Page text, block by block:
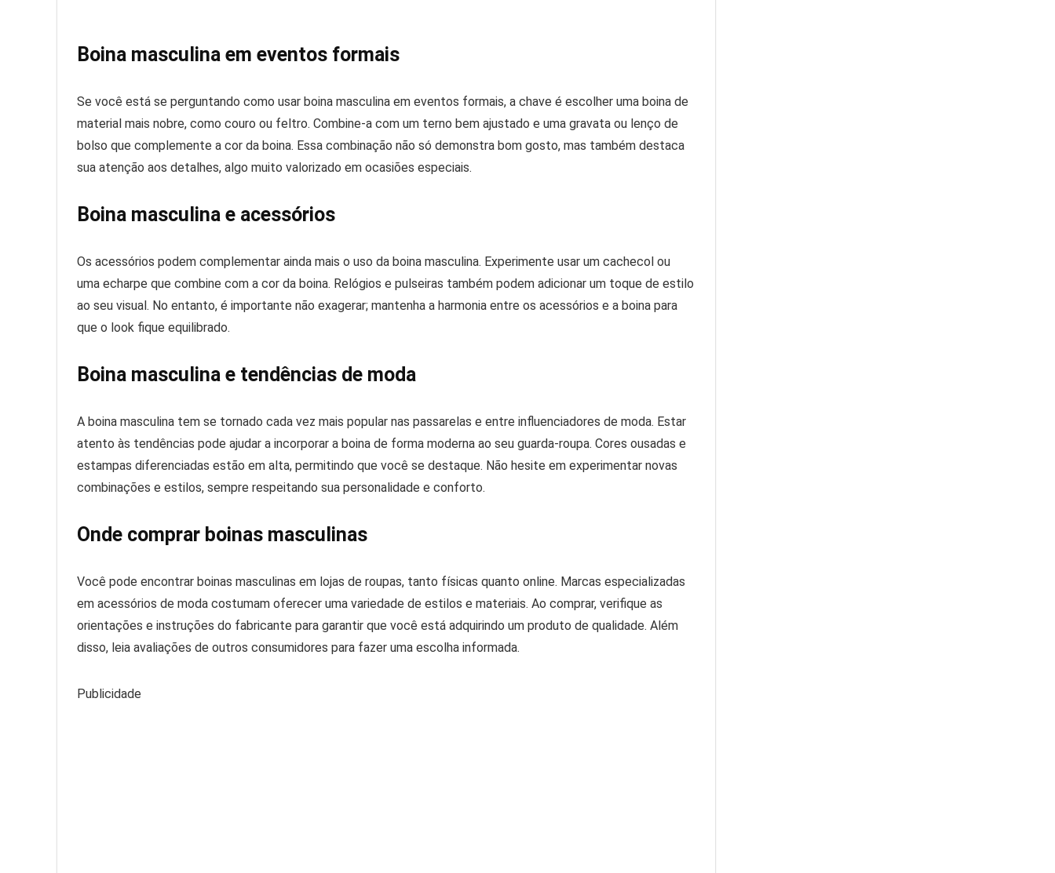
Boina masculina em eventos formais
Se você está se perguntando como usar boina masculina em eventos formais, a chave é escolher uma boina de
material mais nobre, como couro ou feltro. Combine-a com um terno bem ajustado e uma gravata ou lenço de
bolso que complemente a cor da boina. Essa combinação não só demonstra bom gosto, mas também destaca
sua atenção aos detalhes, algo muito valorizado em ocasiões especiais.
Boina masculina e acessórios
Os acessórios podem complementar ainda mais o uso da boina masculina. Experimente usar um cachecol ou
uma echarpe que combine com a cor da boina. Relógios e pulseiras também podem adicionar um toque de estilo
ao seu visual. No entanto, é importante não exagerar; mantenha a harmonia entre os acessórios e a boina para
que o look fique equilibrado.
Boina masculina e tendências de moda
A boina masculina tem se tornado cada vez mais popular nas passarelas e entre influenciadores de moda. Estar
atento às tendências pode ajudar a incorporar a boina de forma moderna ao seu guarda-roupa. Cores ousadas e
estampas diferenciadas estão em alta, permitindo que você se destaque. Não hesite em experimentar novas
combinações e estilos, sempre respeitando sua personalidade e conforto.
Onde comprar boinas masculinas
Você pode encontrar boinas masculinas em lojas de roupas, tanto físicas quanto online. Marcas especializadas
em acessórios de moda costumam oferecer uma variedade de estilos e materiais. Ao comprar, verifique as
orientações e instruções do fabricante para garantir que você está adquirindo um produto de qualidade. Além
disso, leia avaliações de outros consumidores para fazer uma escolha informada.
Publicidade